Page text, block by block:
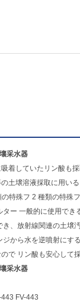
采水器
着していたリン酸も
土壌溶液採取に用い
特殊フ 2 種類の特殊
ター 一般的に使用で
き、放射線関連の土壌
ジから水を逆噴射にす
で リン酸も安心して
采水器
FV-443